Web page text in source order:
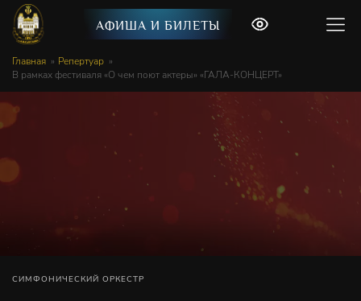
АФИША И БИЛЕТЫ
Главная
Репертуар
В рамках фестиваля «О чем поют актеры» «ГАЛА-КОНЦЕРТ»
СИМФОНИЧЕСКИЙ ОРКЕСТР